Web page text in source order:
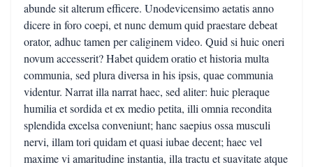
abunde sit alterum efficere. Unodevicensimo aetatis anno
dicere in foro coepi, et nunc demum quid praestare debeat
orator, adhuc tamen per caliginem video. Quid si huic oneri
novum accesserit? Habet quidem oratio et historia multa
communia, sed plura diversa in his ipsis, quae communia
videntur. Narrat illa narrat haec, sed aliter: huic pleraque
humilia et sordida et ex medio petita, illi omnia recondita
splendida excelsa conveniunt; hanc saepius ossa musculi
nervi, illam tori quidam et quasi iubae decent; haec vel
maxime vi amaritudine instantia, illa tractu et suavitate atque